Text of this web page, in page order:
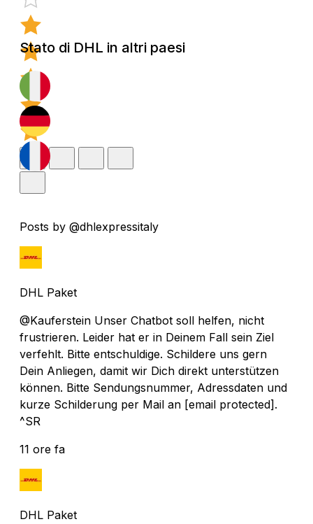
Stato di DHL in altri paesi
Posts by @dhlexpressitaly
DHL Paket
@Kauferstein Unser Chatbot soll helfen, nicht
frustrieren. Leider hat er in Deinem Fall sein Ziel
verfehlt. Bitte entschuldige. Schildere uns gern
Dein Anliegen, damit wir Dich direkt unterstützen
können. Bitte Sendungsnummer, Adressdaten und
kurze Schilderung per Mail an [email protected].
^SR
11 ore fa
DHL Paket